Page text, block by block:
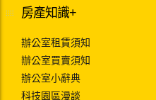
房產知識+
辦公室租賃須知
辦公室買賣須知
辦公室小辭典
科技園區漫談